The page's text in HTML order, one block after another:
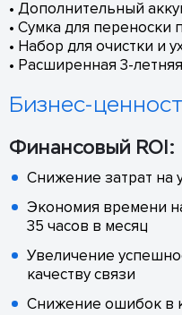
• Дополнительный
• Сумка для переноски
• Набор для очистки и
• Расширенная 3-
Бизнес-
Финансовый ROI:
Снижение затрат на
Экономия времени
35 часов в месяц
Увеличение
качеству связи
Снижение ошибок в